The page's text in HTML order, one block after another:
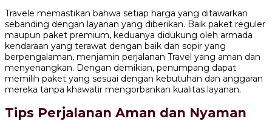
Travele memastikan bahwa setiap harga yang ditawarkan
sebanding dengan layanan yang diberikan. Baik paket reguler
maupun paket premium, keduanya didukung oleh armada
kendaraan yang terawat dengan baik dan sopir yang
berpengalaman, menjamin perjalanan Travel yang aman dan
menyenangkan. Dengan demikian, penumpang dapat
memilih paket yang sesuai dengan kebutuhan dan anggaran
mereka tanpa khawatir mengorbankan kualitas layanan.
Tips Perjalanan Aman dan Nyaman